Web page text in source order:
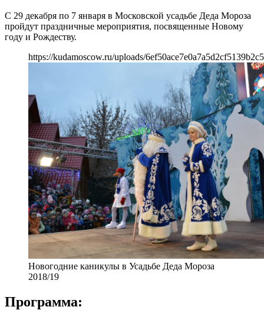
С 29 декабря по 7 января в Московской усадьбе Деда Мороза
пройдут праздничные мероприятия, посвященные Новому
году и Рождеству.
https://kudamoscow.ru/uploads/
Новогодние каникулы в Усадьбе Деда Мороза
2018/19
Программа: